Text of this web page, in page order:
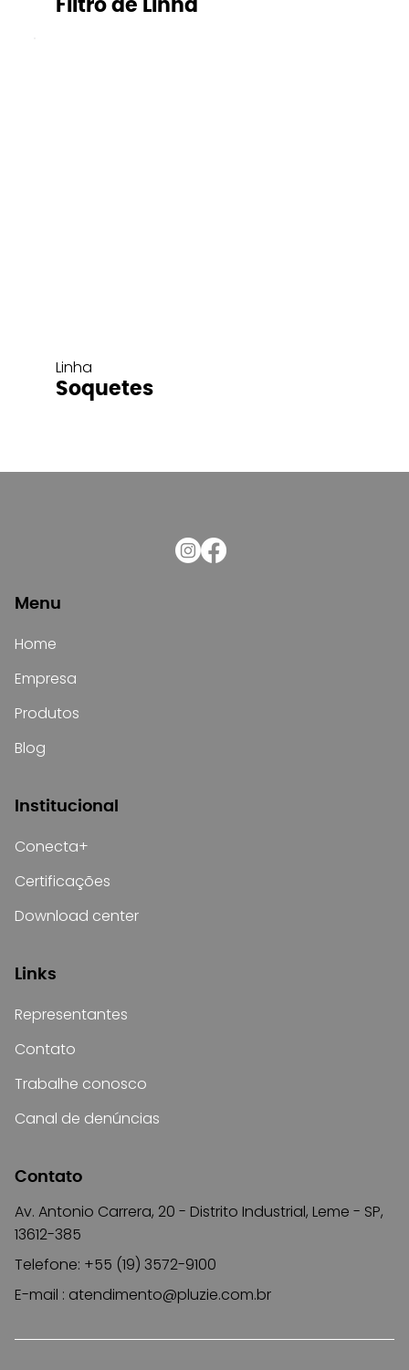
Filtro de Linha
Linha
Soquetes
Menu
Home
Empresa
Produtos
Blog
Institucional
Conecta+
Certificações
Download center
Links
Representantes
Contato
Trabalhe conosco
Canal de denúncias
Contato
Av. Antonio Carrera, 20 - Distrito Industrial, Leme - SP,
13612-385
Telefone: +55 (19) 3572-9100
E-mail : atendimento@pluzie.com.br